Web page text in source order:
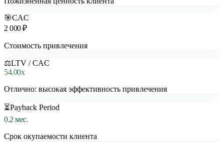
🎯CAC
2 000 ₽
Стоимость привлечения
⚖️LTV / CAC
54.00x
Отлично: высокая эффективность привлечения
⏳Payback Period
0.2 мес.
Срок окупаемости клиента